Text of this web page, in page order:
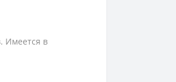
Имеется в